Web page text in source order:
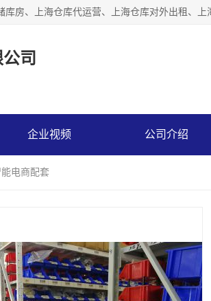
司
企业视频 公司介绍
电商配套